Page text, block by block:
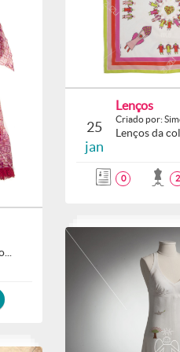
25
jan
Lenços
Criado por:
Lenços da
0 2